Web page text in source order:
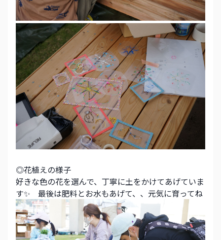
◎花植えの様子
好きな色の花を選んで、丁寧に土をかけてあげていま
す✨　最後は肥料とお水もあげて、、元気に育ってね